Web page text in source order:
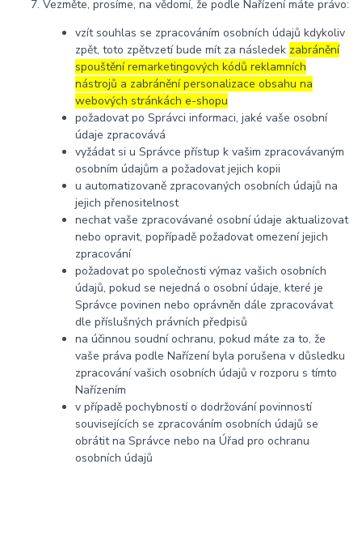
Vezměte, prosíme, na vědomí, že podle Nařízení máte právo:
vzít souhlas se zpracováním osobních údajů kdykoliv
zpět, toto zpětvzetí bude mít za následek zabránění
spouštění remarketingových kódů reklamních
nástrojů a zabránění personalizace obsahu na
webových stránkách e-shopu
požadovat po Správci informaci, jaké vaše osobní
údaje zpracovává
vyžádat si u Správce přístup k vašim zpracovávaným
osobním údajům a požadovat jejich kopii
u automatizovaně zpracovaných osobních údajů na
jejich přenositelnost
nechat vaše zpracovávané osobní údaje aktualizovat
nebo opravit, popřípadě požadovat omezení jejich
zpracování
požadovat po společnosti výmaz vašich osobních
údajů, pokud se nejedná o osobní údaje, které je
Správce povinen nebo oprávněn dále zpracovávat
dle příslušných právních předpisů
na účinnou soudní ochranu, pokud máte za to, že
vaše práva podle Nařízení byla porušena v důsledku
zpracování vašich osobních údajů v rozporu s tímto
Nařízením
v případě pochybností o dodržování povinností
souvisejících se zpracováním osobních údajů se
obrátit na Správce nebo na Úřad pro ochranu
osobních údajů